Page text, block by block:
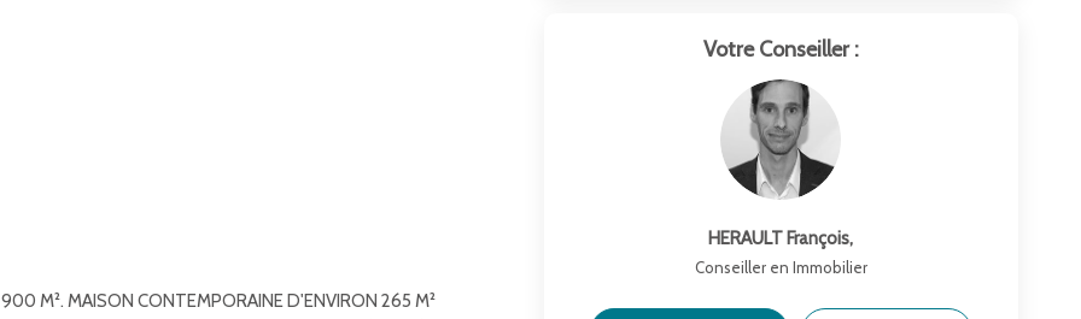
900 M². MAISON CONTEMPORAINE D'ENVIRON 265 M²
Votre Conseiller :
HERAULT François,
Conseiller en Immobilier